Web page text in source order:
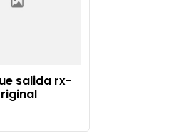
salida rx-